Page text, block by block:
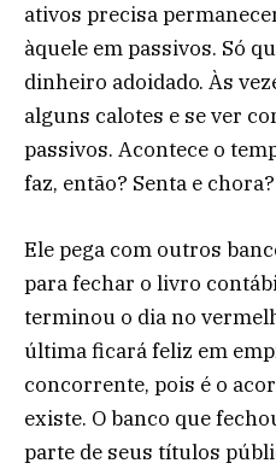
ativos precisa
àquele em passivos. Só
dinheiro adoidado. Às
alguns calotes e se ver
passivos. Acontece o
faz, então? Senta e
Ele pega com outros
para fechar o livro
terminou o dia no
última ficará feliz em
concorrente, pois é o
existe. O banco que
parte de seus títulos